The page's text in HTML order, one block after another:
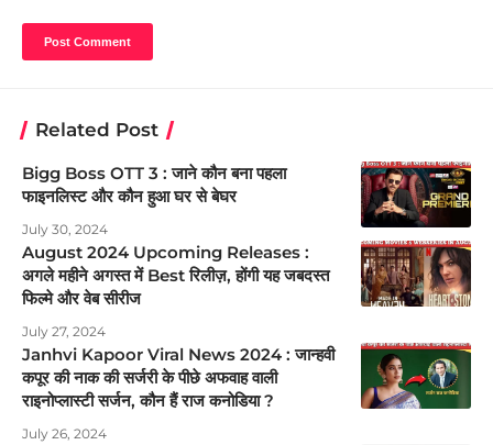
Related Post
Bigg Boss OTT 3 : जाने कौन बना पहला
फाइनलिस्ट और कौन हुआ घर से बेघर
July 30, 2024
August 2024 Upcoming Releases :
अगले महीने अगस्त में Best रिलीज़, होंगी यह जबदस्त
फिल्मे और वेब सीरीज
July 27, 2024
Janhvi Kapoor Viral News 2024 : जान्हवी
कपूर की नाक की सर्जरी के पीछे अफवाह वाली
राइनोप्लास्टी सर्जन, कौन हैं राज कनोडिया ?
July 26, 2024